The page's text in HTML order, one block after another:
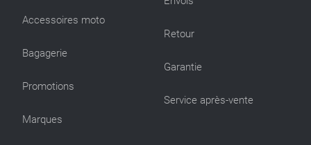
Accessoires moto
Bagagerie
Promotions
Marques
Retour
Garantie
Service après-vente